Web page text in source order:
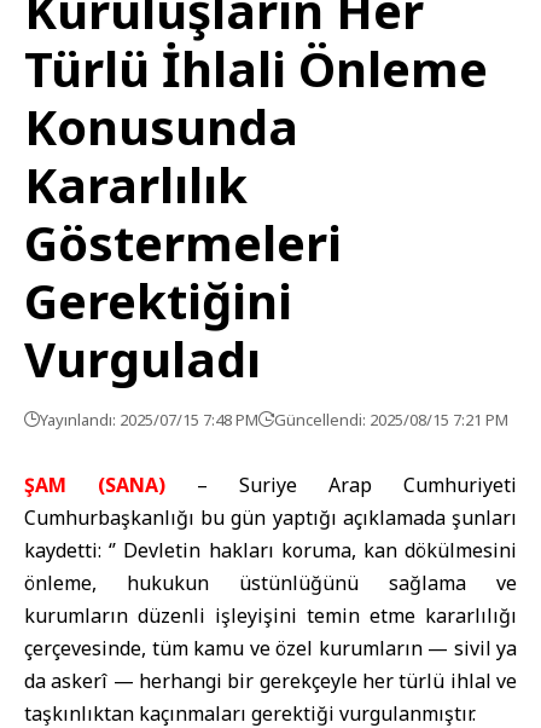
Türlü İhlali Önleme
Konusunda
Kararlılık
Göstermeleri
Gerektiğini
Vurguladı
Yayınlandı: 2025/07/15 7:48 PM Güncellendi: 2025/08/15 7:21 PM
ŞAM (SANA) – Suriye Arap Cumhuriyeti
Cumhurbaşkanlığı bu gün yaptığı açıklamada şunları
kaydetti: ‘’ Devletin hakları koruma, kan dökülmesini
önleme, hukukun üstünlüğünü sağlama ve
kurumların düzenli işleyişini temin etme kararlılığı
çerçevesinde, tüm kamu ve özel kurumların — sivil ya
da askerî — herhangi bir gerekçeyle her türlü ihlal ve
taşkınlıktan kaçınmaları gerektiği vurgulanmıştır.